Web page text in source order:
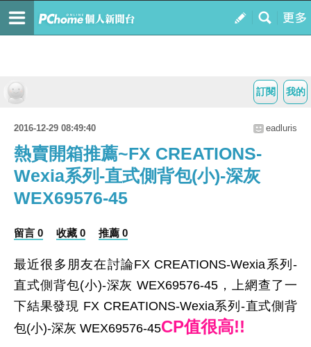
我的
訂閱
2016-12-29 08:49:40 eadluris
熱賣開箱推薦~FX CREATIONS-
Wexia系列-直式側背包(小)-深灰
WEX69576-45
留言 0 收藏 0 推薦 0
最近很多朋友在討論FX CREATIONS-Wexia系列-
直式側背包(小)-深灰 WEX69576-45，上網查了一
下結果發現 FX CREATIONS-Wexia系列-直式側背
包(小)-深灰 WEX69576-45CP值很高!!